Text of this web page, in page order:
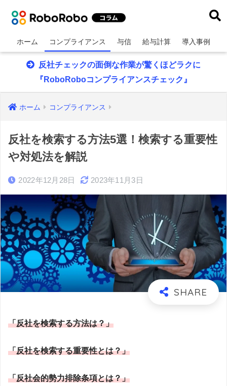
ホーム コンプライアンス 与信 給与計算 導入事例
反社チェックの面倒な作業が驚くほどラクに
『RoboRoboコンプライアンスチェック』
ホーム コンプライアンス
反社を検索する方法5選！検索する重要性
や対処法を解説
2022年12月28日 2023年11月3日
「反社を検索する方法は？」
「反社を検索する重要性とは？」
「反社会的勢力排除条項とは？」